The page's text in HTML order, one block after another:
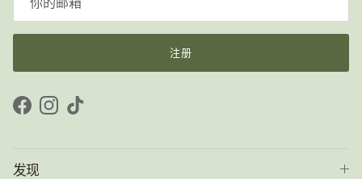
注册
Facebook
Instagram
TikTok
发现